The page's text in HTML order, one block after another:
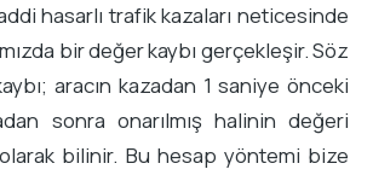
hasarlı trafik kazaları neticesinde
bir değer kaybı gerçekleşir. Söz
aracın kazadan 1 saniye önceki
sonra onarılmış halinin değeri
bilinir. Bu hesap yöntemi bize